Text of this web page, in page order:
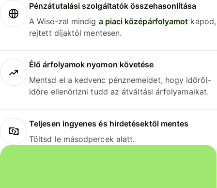
Pénzátutalási szolgáltatók összehasonlítása
A Wise-zal mindig a piaci középárfolyamot kapod,
rejtett díjaktól mentesen.
Élő árfolyamok nyomon követése
Mentsd el a kedvenc pénznemeidet, hogy időről-
időre ellenőrizni tudd az átváltási árfolyamaikat.
Teljesen ingyenes és hirdetésektől mentes
Töltsd le másodpercek alatt.